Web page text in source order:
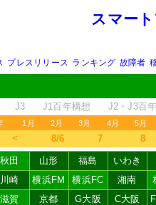
スマー
プレスリリース ランキング 故障者
J3 J1百年構想 J2・J3百
1月 2月 3月 4月 5月
＜ 8/6 7 8
秋田 山形 福島
いわき
川崎 横浜FM 横浜FC 湘南
滋賀 京都 G大阪 C大阪